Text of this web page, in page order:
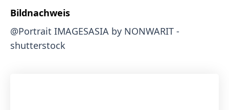
Bildnachweis
@Portrait IMAGESASIA by NONWARIT -
shutterstock